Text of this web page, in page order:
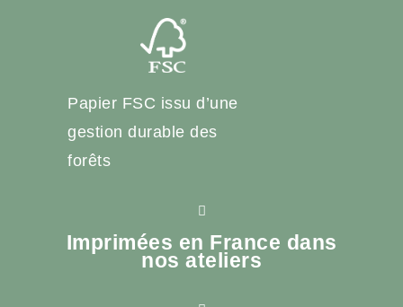
Papier FSC issu d’une
gestion durable des
forêts
Imprimées en France dans
nos ateliers